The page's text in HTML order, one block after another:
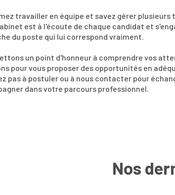
travailler en équipe et savez gérer
est à l'écoute de chaque candidat et
du poste qui lui correspond vraiment.
un point d'honneur à comprendre vos
pour vous proposer des opportunités en
pas à postuler ou à nous contacter pour
dans votre parcours professionnel.
Nos